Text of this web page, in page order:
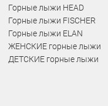
Горные лыжи HEAD
Горные лыжи FISCHER
Горные лыжи ELAN
ЖЕНСКИЕ горные лыжи
ДЕТСКИЕ горные лыжи